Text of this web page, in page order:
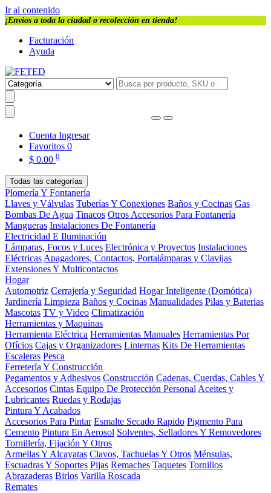
Ir al contenido
¡Envios a toda la ciudad o recolección en tienda!
Facturación
Ayuda
Cuenta Ingresar
Favoritos 0
$ 0.00 0
Todas las categorías
Plomería Y Fontanería
Llaves y Válvulas Tuberías Y Conexiones Baños y Cocinas Gas
Bombas De Agua Tinacos Otros Accesorios Para Fontanería
Mangueras Instalaciones De Fontanería
Electricidad E Iluminación
Lámparas, Focos y Luces Electrónica y Proyectos Instalaciones
Eléctricas Apagadores, Contactos, Portalámparas y Clavijas
Extensiones Y Multicontactos
Hogar
Automotriz Cerrajería y Seguridad Hogar Inteligente (Domótica)
Jardinería Limpieza Baños y Cocinas Manualidades Pilas y Baterias
Mascotas TV y Video Climatización
Herramientas y Maquinas
Herramienta Eléctrica Herramientas Manuales Herramientas Por
Ofícios Cajas y Organizadores Linternas Kits De Herramientas
Escaleras Pesca
Ferretería Y Construcción
Pegamentos y Adhesivos Construcción Cadenas, Cuerdas, Cables Y
Accesorios Cintas Equipo De Protección Personal Aceites y
Lubricantes Ruedas y Rodajas
Pintura Y Acabados
Accesorios Para Pintar Esmalte Secado Rapido Pigmento Para
Cemento Pintura En Aerosol Solventes, Selladores Y Removedores
Tornillería, Fijación Y Otros
Armellas Y Alcayatas Clavos, Tachuelas Y Otros Ménsulas,
Escuadras Y Soportes Pijas Remaches Taquetes Tornillos
Abrazaderas Birlos Varilla Roscada
Remates